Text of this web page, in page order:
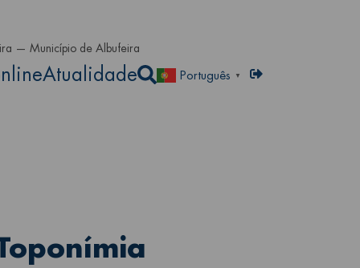
— Município de Albufeira
Atualidade Abrir a caixa de
Português ▼ Menu de utilizador
Entrar